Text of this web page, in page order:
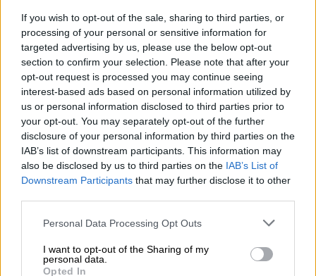
If you wish to opt-out of the sale, sharing to third parties, or
processing of your personal or sensitive information for
targeted advertising by us, please use the below opt-out
section to confirm your selection. Please note that after your
opt-out request is processed you may continue seeing
interest-based ads based on personal information utilized by
us or personal information disclosed to third parties prior to
your opt-out. You may separately opt-out of the further
disclosure of your personal information by third parties on the
IAB’s list of downstream participants. This information may
also be disclosed by us to third parties on the IAB’s List of
Downstream Participants that may further disclose it to other
Please note that this website/app uses one or more Google
not limited to your visit or usage behaviour. You may click to
grant or deny consent to Google and its third-party tags to
Personal Data Processing Opt Outs
I want to opt-out of the Sharing of my
personal data.
Opted In
κοντύτερα στις πόλεις για να βρουν φαγητό,
καταφύγιο και νερό», τόνισε.
Η«έφοδος» τωνπτηνών δεν είναι νέο
φαινόμενο στη Χιλάριο Ασκασούμπιμ, καθώς,
εδώ και λίγα χρόνια, οι παπαγάλοι φτάνουν
στην πόλη αναζητώντας καταφύγιο για το
φθινόπωρο και τον χειμώνα. Σύμφωνα με
ντόπιους, ενίοτε, για κάθε έναν από τους
5.000 κατοίκους της πόλης, αντιστοιχούν
έως και 10 παπαγάλοι. Το καλοκαίρι, τα
πουλιά μεταναστεύουν προς τον Νότο,
εποχή της αναπαραγωγής τους.